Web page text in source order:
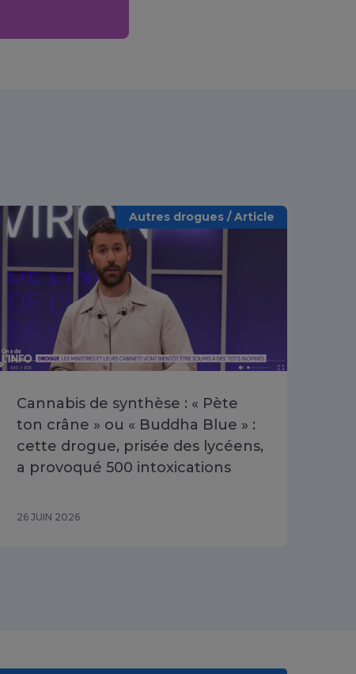
Autres drogues / Article
Cannabis de synthèse : « Pète
ton crâne » ou « Buddha Blue » :
cette drogue, prisée des lycéens,
a provoqué 500 intoxications
26 JUIN 2026